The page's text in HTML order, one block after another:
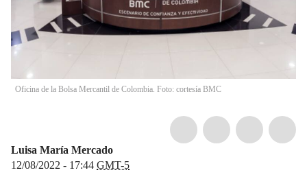
Oficina de la Bolsa Mercantil de Colombia. Foto: cortesía BMC
Luisa María Mercado
12/08/2022 - 17:44 GMT-5